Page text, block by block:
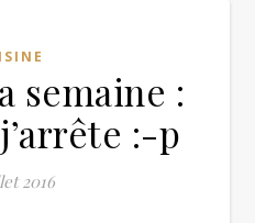
semaine :
:-p
2016